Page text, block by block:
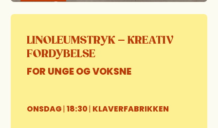
LINOLEUMSTRYK – KREATIV
FORDYBELSE
FOR UNGE OG VOKSNE
ONSDAG| 18:30| KLAVERFABRIKKEN